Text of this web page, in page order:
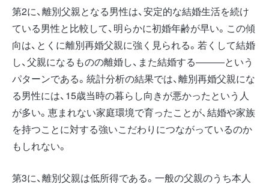
第2に、離別父親となる男性は、安定的な結婚生活を続け
ている男性と比較して、明らかに初婚年齢が早い。この傾
向は、とくに離別再婚父親に強く見られる。若くして結婚
し、父親になるものの離婚し、また結婚する―――という
パターンである。統計分析の結果では、離別再婚父親にな
る男性には、15歳当時の暮らし向きが悪かったという人
が多い。恵まれない家庭環境で育ったことが、結婚や家族
を持つことに対する強いこだわりにつながっているのか
もしれない。
第3に、離別父親は低所得である。一般の父親のうち本人